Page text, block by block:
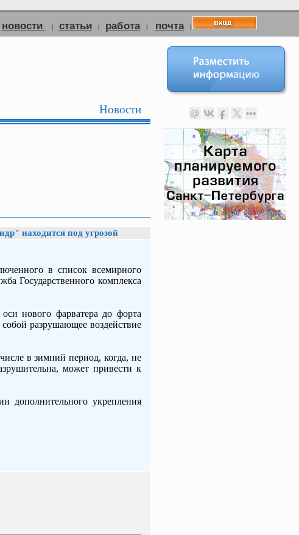
новости | статьи | работа | почта |
Новости
находится под угрозой
в список всемирного
Государственного комплекса
нового фарватера до форта
разрушающее воздействие
в зимний период, когда, не
может привести к
дополнительного укрепления